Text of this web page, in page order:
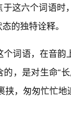
于这六个词语
的独特诠释。
词语，在音韵
，是对生命“
挟，匆匆忙忙